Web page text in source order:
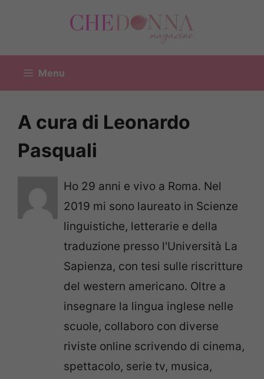
Menu
A cura di Leonardo
Pasquali
Ho 29 anni e vivo a Roma. Nel
2019 mi sono laureato in Scienze
linguistiche, letterarie e della
traduzione presso l'Università La
Sapienza, con tesi sulle riscritture
del western americano. Oltre a
insegnare la lingua inglese nelle
scuole, collaboro con diverse
riviste online scrivendo di cinema,
spettacolo, serie tv, musica,